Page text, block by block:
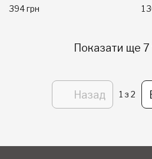
One 6,3 рідких унцій
394 грн 1
Показати ще 7
Назад 1 з 2